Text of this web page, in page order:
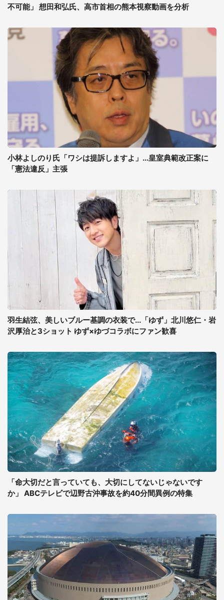
不可能」 想田和弘氏、高市首相の熊本視察動画を分析
小林よしのり氏「ワシは提訴しますよ」...皇室典範改正案に
「憲法違反」主張
羽生結弦、美しいブルー基調の衣装で...「ゆず」北川悠仁・岩
沢厚治と3ショット ゆず×ゆづコラボにファン歓喜
「命大切だと言っていても、大切にしてないじゃないです
か」 ABCテレビで辺野古沖事故を約40分間異例の特集